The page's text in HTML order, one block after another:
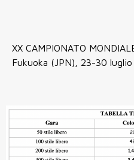
XX CAMPIONATO
Fukuoka (JPN), 23-30